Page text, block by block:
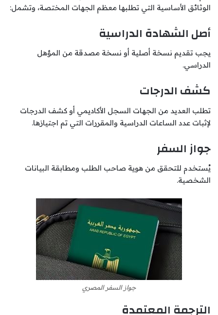
الوثائق الأساسية التي تطلبها معظم الجهات المختصة، وتشمل:
أصل الشهادة الدراسية
يجب تقديم نسخة أصلية أو نسخة مصدقة من المؤهل
الدراسي.
كشف الدرجات
تطلب العديد من الجهات السجل الأكاديمي أو كشف الدرجات
لإثبات عدد الساعات الدراسية والمقررات التي تم اجتيازها.
جواز السفر
يُستخدم للتحقق من هوية صاحب الطلب ومطابقة البيانات
الشخصية.
جواز السفر المصري
الترجمة المعتمدة